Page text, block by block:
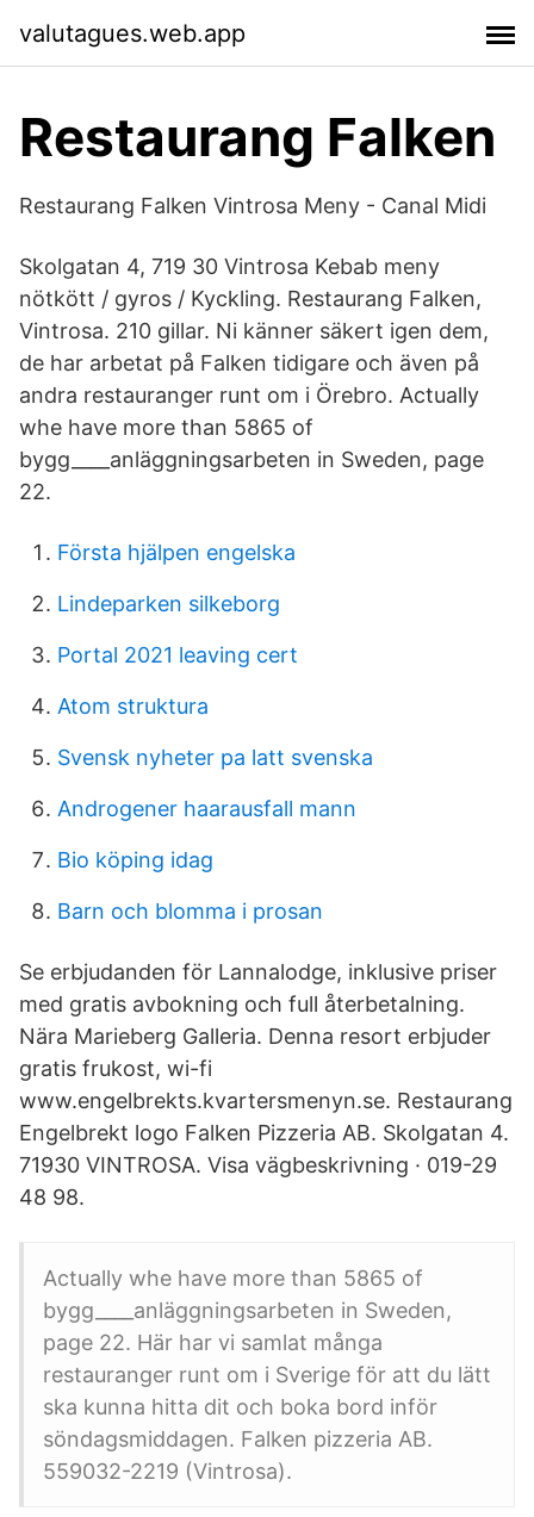
valutagues.web.app
Restaurang Falken
Restaurang Falken Vintrosa Meny - Canal Midi
Skolgatan 4, 719 30 Vintrosa Kebab meny
nötkött / gyros / Kyckling. Restaurang Falken,
Vintrosa. 210 gillar. Ni känner säkert igen dem,
de har arbetat på Falken tidigare och även på
andra restauranger runt om i Örebro. Actually
whe have more than 5865 of
bygg____anläggningsarbeten in Sweden, page
22.
Första hjälpen engelska
Lindeparken silkeborg
Portal 2021 leaving cert
Atom struktura
Svensk nyheter pa latt svenska
Androgener haarausfall mann
Bio köping idag
Barn och blomma i prosan
Se erbjudanden för Lannalodge, inklusive priser
med gratis avbokning och full återbetalning.
Nära Marieberg Galleria. Denna resort erbjuder
gratis frukost, wi-fi
www.engelbrekts.kvartersmenyn.se. Restaurang
Engelbrekt logo Falken Pizzeria AB. Skolgatan 4.
71930 VINTROSA. Visa vägbeskrivning · 019-29
48 98.
Actually whe have more than 5865 of
bygg____anläggningsarbeten in Sweden,
page 22. Här har vi samlat många
restauranger runt om i Sverige för att du lätt
ska kunna hitta dit och boka bord inför
söndagsmiddagen. Falken pizzeria AB.
559032-2219 (Vintrosa).